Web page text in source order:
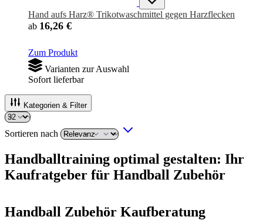
Hand aufs Harz® Trikotwaschmittel gegen Harzflecken
ab 16,26 €
Zum Produkt
Varianten zur Auswahl
Sofort lieferbar
Kategorien & Filter
Sortieren nach
Handballtraining optimal gestalten: Ihr
Kaufratgeber für Handball Zubehör
Handball Zubehör Kaufberatung